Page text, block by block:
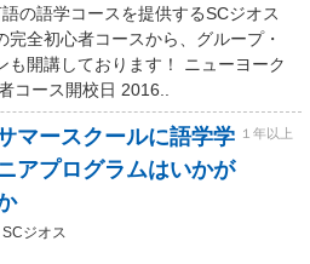
の語学コースを提供するSCジオス
完全初心者コースから、グループ・
も開講しております！ ニューヨーク
コース開校日 2016..
マースクールに語学学
アプログラムはいかが
１年以上
ジオス